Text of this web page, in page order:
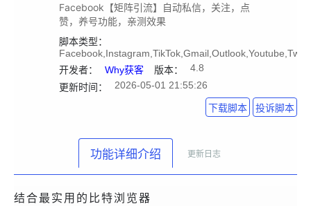
Facebook【矩阵引流】自动私信，关注，点
赞，养号功能，亲测效果
脚本类型：
开发者：
Why获客 版本：
4.8
更新时间：
2026-05-01 21:55:26
下载脚本 投诉脚本
功能详细介绍 更新日志
结合最实用的比特浏览器